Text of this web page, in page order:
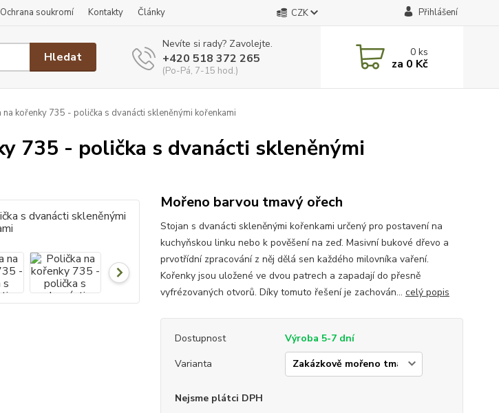
Ochrana soukromí Kontakty Články CZK Přihlášení
Hledat
Nevíte si rady? Zavolejte.
+420 518 372 265
(Po-Pá, 7-15 hod.)
0ks
za 0 Kč
na kořenky 735 - polička s dvanácti skleněnými kořenkami
735 - polička s dvanácti skleněnými
Mořeno barvou tmavý ořech
Stojan s dvanácti skleněnými kořenkami určený pro postavení na
kuchyňskou linku nebo k pověšení na zeď. Masivní bukové dřevo a
prvotřídní zpracování z něj dělá sen každého milovníka vaření.
Kořenky jsou uložené ve dvou patrech a zapadají do přesně
vyfrézovaných otvorů. Díky tomuto řešení je zachován... celý popis
Dostupnost
Výroba 5-7 dní
Varianta
Nejsme plátci DPH